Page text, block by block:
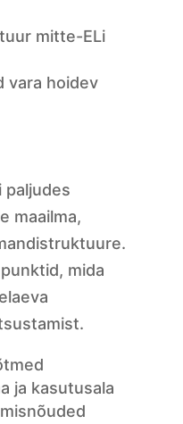
mitte-ELi
vara hoidev
paljudes
maailma,
mida
ja kasutusala